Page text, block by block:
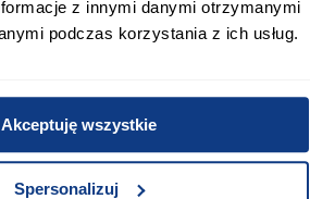
z innymi danymi otrzymanymi
podczas korzystania z ich usług.
Akceptuję wszystkie
Spersonalizuj